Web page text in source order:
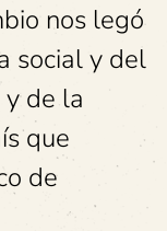
nos legó
social y del
de la
que
de